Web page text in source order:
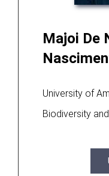
Majoi De
University of
Biodiversity